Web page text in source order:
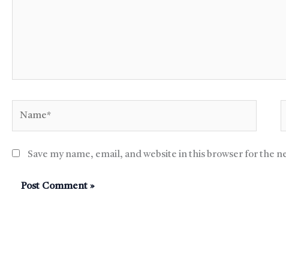
Save my name, email, and website in this browser for the